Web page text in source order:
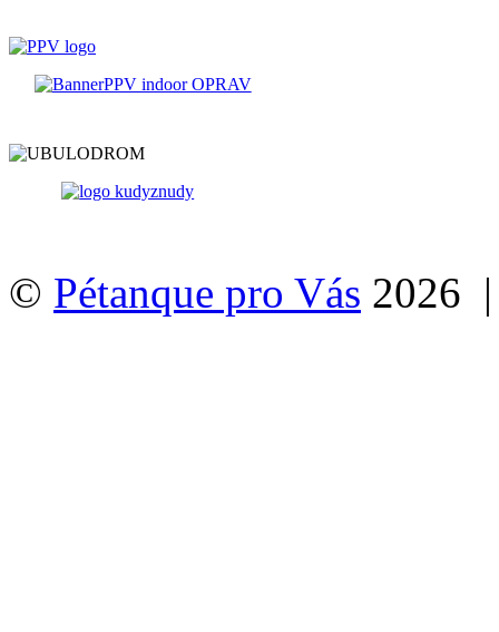
© Pétanque pro Vás 2026